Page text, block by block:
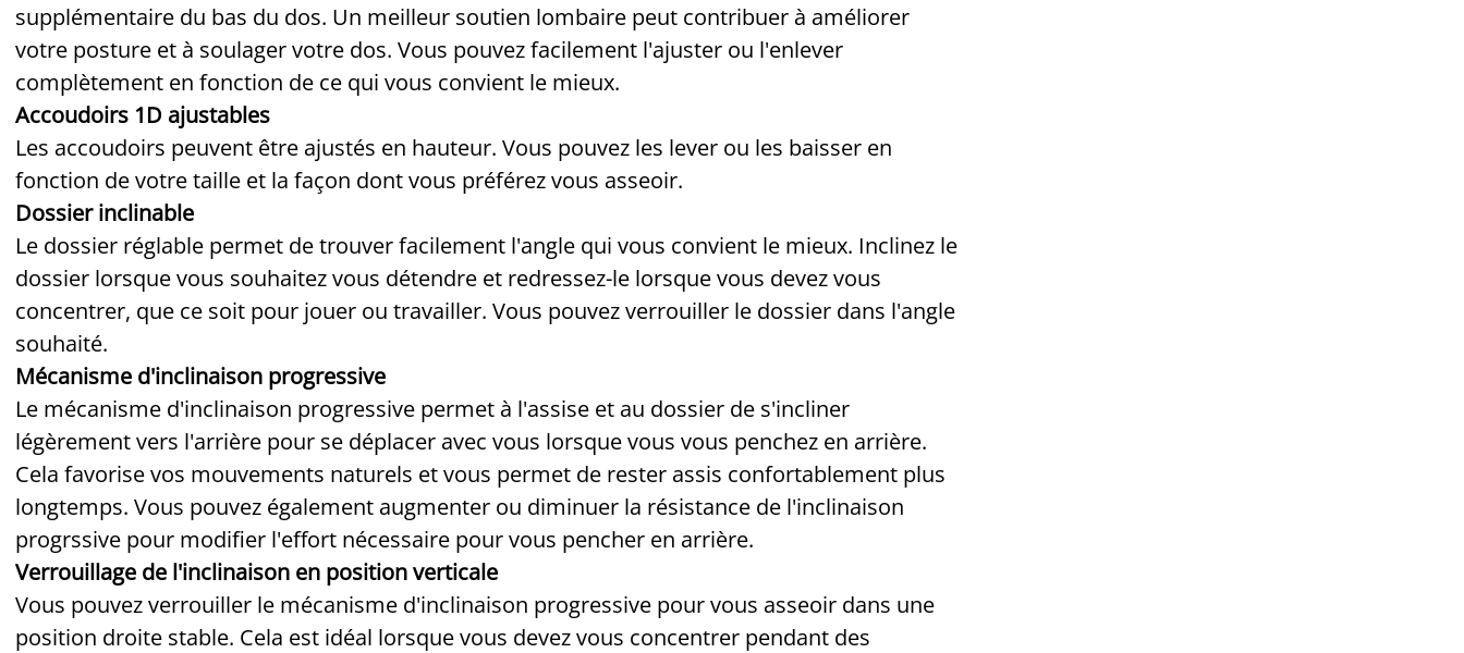
supplémentaire du bas du dos. Un meilleur soutien lombaire peut contribuer à améliorer
votre posture et à soulager votre dos. Vous pouvez facilement l'ajuster ou l'enlever
complètement en fonction de ce qui vous convient le mieux.
Accoudoirs 1D ajustables
Les accoudoirs peuvent être ajustés en hauteur. Vous pouvez les lever ou les baisser en
fonction de votre taille et la façon dont vous préférez vous asseoir.
Dossier inclinable
Le dossier réglable permet de trouver facilement l'angle qui vous convient le mieux. Inclinez le
dossier lorsque vous souhaitez vous détendre et redressez-le lorsque vous devez vous
concentrer, que ce soit pour jouer ou travailler. Vous pouvez verrouiller le dossier dans l'angle
souhaité.
Mécanisme d'inclinaison progressive
Le mécanisme d'inclinaison progressive permet à l'assise et au dossier de s'incliner
légèrement vers l'arrière pour se déplacer avec vous lorsque vous vous penchez en arrière.
Cela favorise vos mouvements naturels et vous permet de rester assis confortablement plus
longtemps. Vous pouvez également augmenter ou diminuer la résistance de l'inclinaison
progrssive pour modifier l'effort nécessaire pour vous pencher en arrière.
Verrouillage de l'inclinaison en position verticale
Vous pouvez verrouiller le mécanisme d'inclinaison progressive pour vous asseoir dans une
position droite stable. Cela est idéal lorsque vous devez vous concentrer pendant des